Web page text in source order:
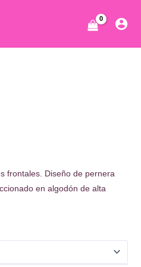
frontales. Diseño de pernera
en algodón de alta